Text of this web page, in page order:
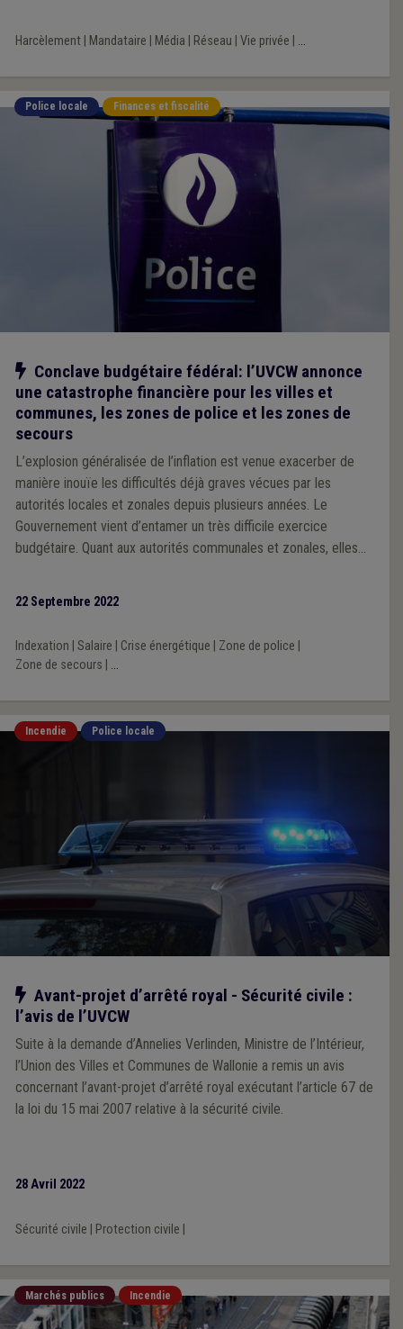
Harcèlement| Mandataire Média Réseau Vie privée ...
Police locale Finances et fiscalité
Notre action
Conclave budgétaire fédéral: l’UVCW annonce
une catastrophe financière pour les villes et
communes, les zones de police et les zones de
secours
L’explosion généralisée de l’inflation est venue exacerber de
manière inouïe les difficultés déjà graves vécues par les
autorités locales et zonales depuis plusieurs années. Le
Gouvernement vient d’entamer un très difficile exercice
budgétaire. Quant aux autorités communales et zonales, elles
sécurité au niveau local. Et, si les autorités fédérales ne
majorité des communes et des zones du pays.
22 Septembre 2022
Indexation Salaire Crise énergétique Zone de police
Zone de secours
...
Incendie Police locale
Notre action
Avant-projet d’arrêté royal - Sécurité civile :
l’avis de l’UVCW
Suite à la demande d’Annelies Verlinden, Ministre de l’Intérieur,
l’Union des Villes et Communes de Wallonie a remis un avis
concernant l’avant-projet d’arrêté royal exécutant l’article 67 de
la loi du 15 mai 2007 relative à la sécurité civile.
28 Avril 2022
Sécurité civile Protection civile
Marchés publics Incendie